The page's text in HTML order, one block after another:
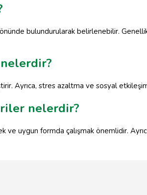
bulundurularak belirlenebilir.
nelerdir?
Ayrıca, stres azaltma ve sosyal
nelerdir?
uygun formda çalışmak önemlidir.